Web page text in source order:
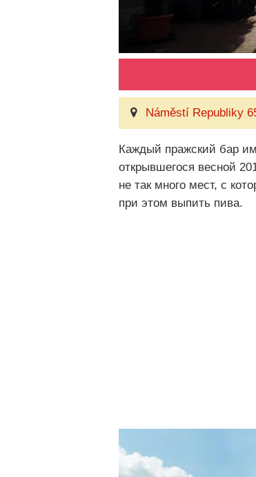
Náměstí Republiky
Каждый пражский бар
открывшегося весной
не так много мест, с
при этом выпить пива.